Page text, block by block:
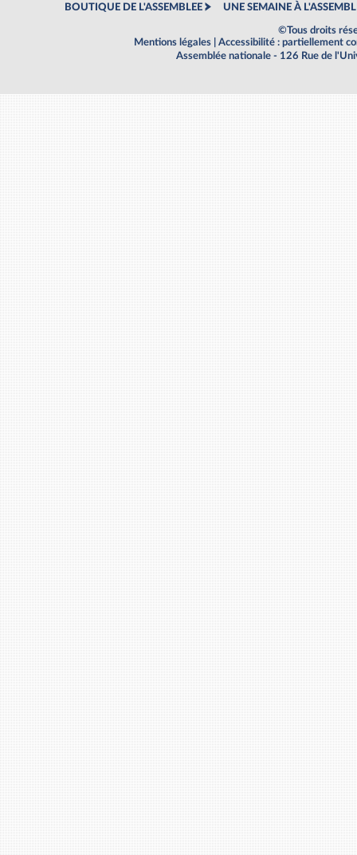
BOUTIQUE DE L'ASSEMBLEE UNE SEMAINE À
©Tous droits
Mentions légales
Accessibilité : partiellement
Assemblée nationale - 126 Rue de